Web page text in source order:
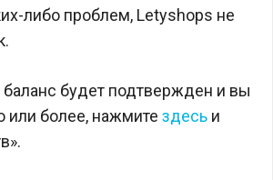
либо проблем, Letyshops не
баланс будет подтвержден и вы
или более, нажмите здесь и